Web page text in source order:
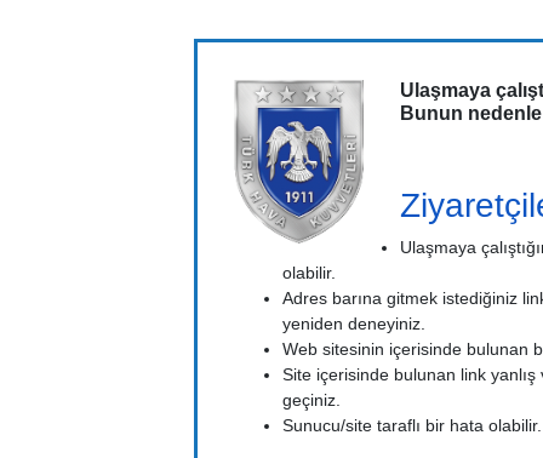
Ulaşmaya
Bunun
Ulaşmaya
olabilir.
Adres barına gitmek istediğiniz
yeniden deneyiniz.
Web sitesinin içerisinde bulunan
Site içerisinde bulunan link
geçiniz.
Sunucu/site taraflı bir hata